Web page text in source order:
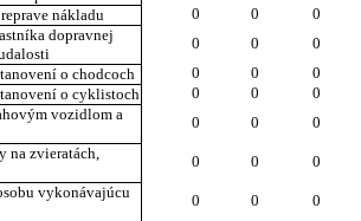
nákladu 0 0
0
dopravnej
0 0
0
o chodcoch
0 0
0
o cyklistoch
0 0
0
vozidlom a
0 0
0
na zvieratách,
0 0
0
vykonávajúcu
0 0
0